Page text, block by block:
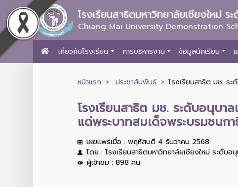
โรงเรียนสาธิตมหาวิทยาลัยเชียงใหม่ ร
Chiang Mai University Demonstration
เกี่ยวกับโรงเรียน การบริหารงาน ข้อมูลนักเรียน
หน้าแรก ประชาสัมพันธ์ โรงเรียนสาธิต มช. ร
โรงเรียนสาธิต มช. ระดับอนุบ
แด่พระบาทสมเด็จพระบรมชน
เผยแพร่เมื่อ : พฤหัสบดี 4 ธันวาคม 2568
โดย : โรงเรียนสาธิตมหาวิทยาลัยเชียงใหม่ ระดับอ
ผู้เข้าชม : 898 คน